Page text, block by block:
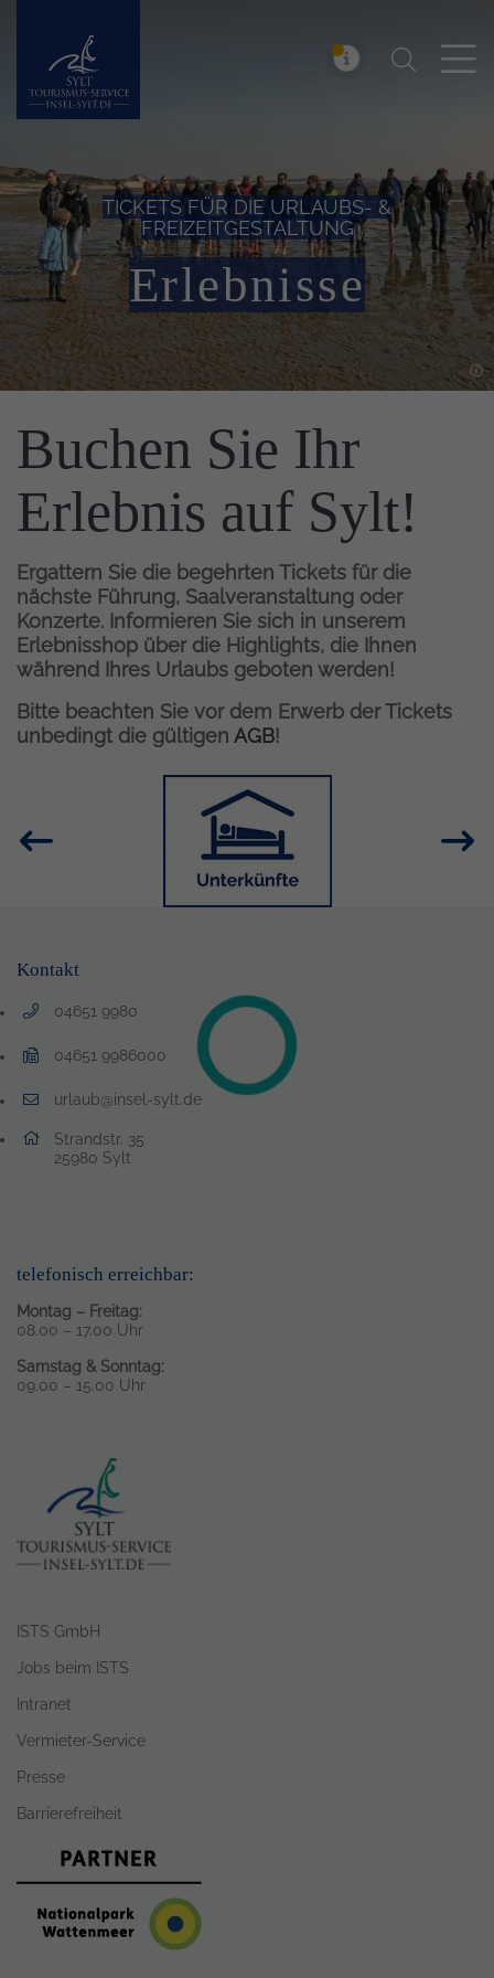
Insel Sylt Suchen
TICKETS FÜR DIE URLAUBS- &
FREIZEITGESTALTUNG
Erlebnisse
Einleitung
Buchen Sie Ihr
Erlebnis auf Sylt!
Ergattern Sie die begehrten Tickets für die
nächste Führung, Saalveranstaltung oder
Konzerte. Informieren Sie sich in unserem
Erlebnisshop über die Highlights, die Ihnen
während Ihres Urlaubs geboten werden!
Bitte beachten Sie vor dem Erwerb der Tickets
unbedingt die gültigen AGB!
Bild
Kontakt
04651 9980
Telefonnummer: 0 4 6 5 1 9 9 8 0
04651 9986000
Faxnummer: 0 4 6 5 1 9 9 8 6 0 0 0
urlaub@insel-sylt.de
E-Mail Adresse: urlaub@insel-sylt.de
Adresse:
Strandstr. 35
25980 , 2 5 9 8 0
Sylt
telefonisch erreichbar:
Montag – Freitag:
08.00 – 17.00 Uhr
Samstag & Sonntag:
09.00 – 15.00 Uhr
ISTS GmbH
Jobs beim ISTS
Intranet
Vermieter-Service
Presse
Barrierefreiheit